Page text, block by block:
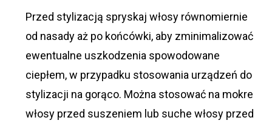
Przed stylizacją spryskaj włosy równomiernie
od nasady aż po końcówki, aby zminimalizować
ewentualne uszkodzenia spowodowane
ciepłem, w przypadku stosowania urządzeń do
stylizacji na gorąco. Można stosować na mokre
włosy przed suszeniem lub suche włosy przed